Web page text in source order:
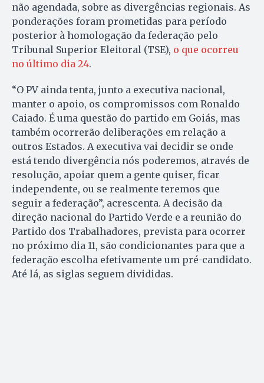
não agendada, sobre as divergências regionais. As
ponderações foram prometidas para período
posterior à homologação da federação pelo
Tribunal Superior Eleitoral (TSE), o que ocorreu
no último dia 24.
“O PV ainda tenta, junto a executiva nacional,
manter o apoio, os compromissos com Ronaldo
Caiado. É uma questão do partido em Goiás, mas
também ocorrerão deliberações em relação a
outros Estados. A executiva vai decidir se onde
está tendo divergência nós poderemos, através de
resolução, apoiar quem a gente quiser, ficar
independente, ou se realmente teremos que
seguir a federação”, acrescenta. A decisão da
direção nacional do Partido Verde e a reunião do
Partido dos Trabalhadores, prevista para ocorrer
no próximo dia 11, são condicionantes para que a
federação escolha efetivamente um pré-candidato.
Até lá, as siglas seguem divididas.